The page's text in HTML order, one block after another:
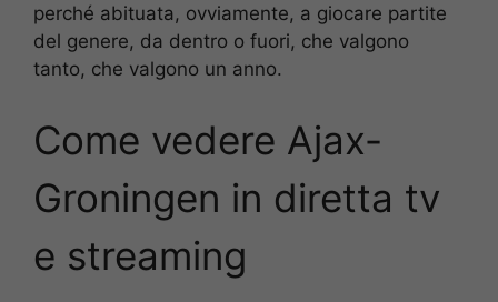
perché abituata, ovviamente, a giocare partite
del genere, da dentro o fuori, che valgono
tanto, che valgono un anno.
Come vedere Ajax-
Groningen in diretta tv
e streaming